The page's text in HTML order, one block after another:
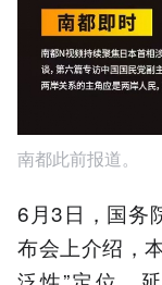
南都此前报道。
6月3日，国务
布会上介绍，